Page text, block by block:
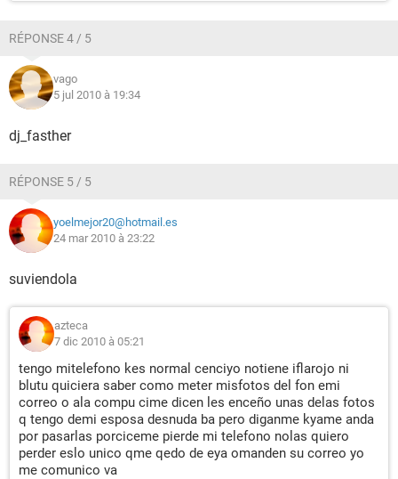
RÉPONSE 4 / 5
vago
5 jul 2010 à 19:34
dj_fasther
RÉPONSE 5 / 5
yoelmejor20@hotmail.es
24 mar 2010 à 23:22
suviendola
azteca
7 dic 2010 à 05:21
tengo mitelefono kes normal cenciyo notiene iflarojo ni
blutu quiciera saber como meter misfotos del fon emi
correo o ala compu cime dicen les enceño unas delas fotos
q tengo demi esposa desnuda ba pero diganme kyame anda
por pasarlas porciceme pierde mi telefono nolas quiero
perder eslo unico qme qedo de eya omanden su correo yo
me comunico va